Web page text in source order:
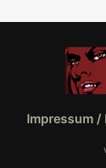
Impressum